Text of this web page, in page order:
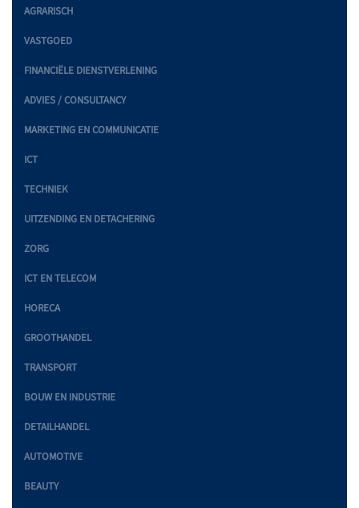
AGRARISCH
VASTGOED
FINANCIËLE DIENSTVERLENING
ADVIES / CONSULTANCY
MARKETING EN COMMUNICATIE
ICT
TECHNIEK
UITZENDING EN DETACHERING
ZORG
ICT EN TELECOM
HORECA
GROOTHANDEL
TRANSPORT
BOUW EN INDUSTRIE
DETAILHANDEL
AUTOMOTIVE
BEAUTY